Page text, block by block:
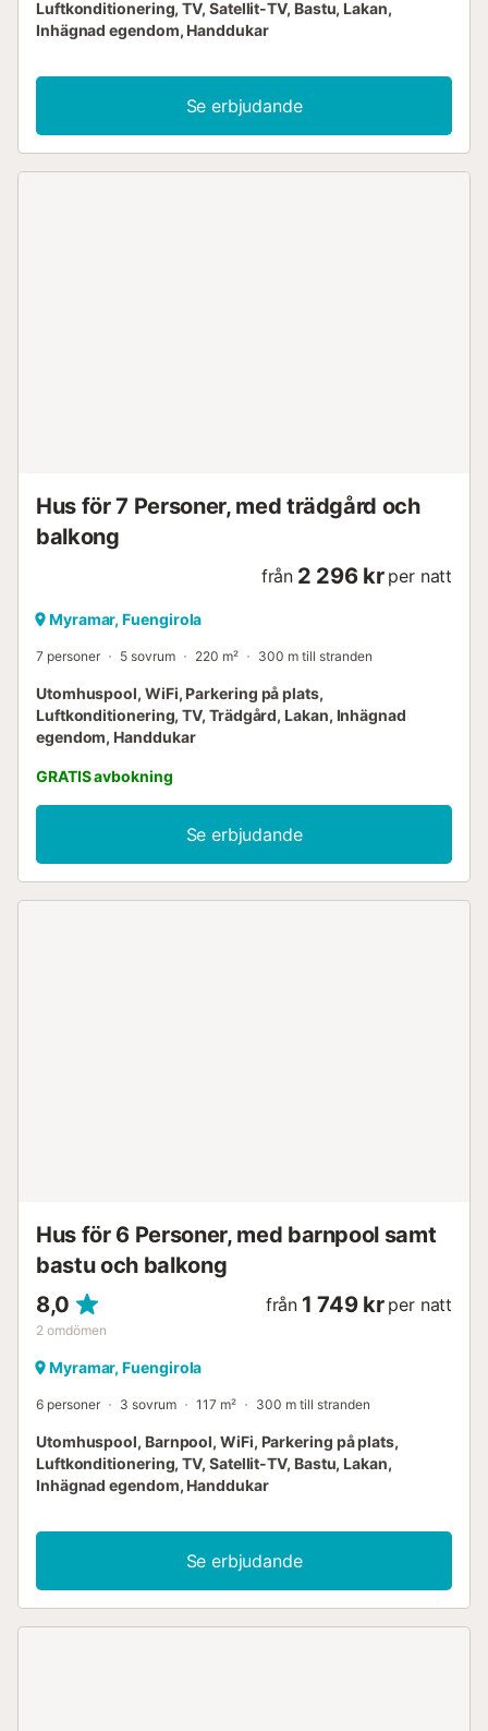
Luftkonditionering, TV, Satellit-TV, Bastu, Lakan,
Inhägnad egendom, Handdukar
Se erbjudande
Hus för 7 Personer, med trädgård och
balkong
från 2 296 kr per natt
Myramar, Fuengirola
7 personer 5 sovrum 220 m² 300 m till stranden
Utomhuspool, WiFi, Parkering på plats,
Luftkonditionering, TV, Trädgård, Lakan, Inhägnad
egendom, Handdukar
GRATIS avbokning
Se erbjudande
Hus för 6 Personer, med barnpool samt
bastu och balkong
8,0
2 omdömen
från 1 749 kr per natt
Myramar, Fuengirola
6 personer 3 sovrum 117 m² 300 m till stranden
Utomhuspool, Barnpool, WiFi, Parkering på plats,
Luftkonditionering, TV, Satellit-TV, Bastu, Lakan,
Inhägnad egendom, Handdukar
Se erbjudande